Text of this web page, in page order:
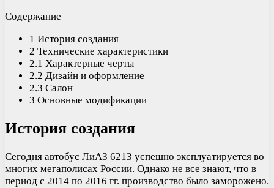
Содержание
1 История создания
2 Технические характеристики
2.1 Характерные черты
2.2 Дизайн и оформление
2.3 Салон
3 Основные модификации
История создания
Сегодня автобус ЛиАЗ 6213 успешно эксплуатируется во
многих мегаполисах России. Однако не все знают, что в
период с 2014 по 2016 гг. производство было заморожено.